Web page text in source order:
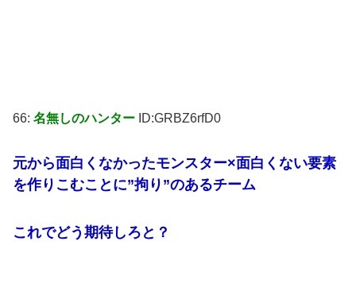
66: 名無しのハンター ID:GRBZ6rfD0
元から面白くなかったモンスター×面白くない要素
を作りこむことに”拘り”のあるチーム
これでどう期待しろと？